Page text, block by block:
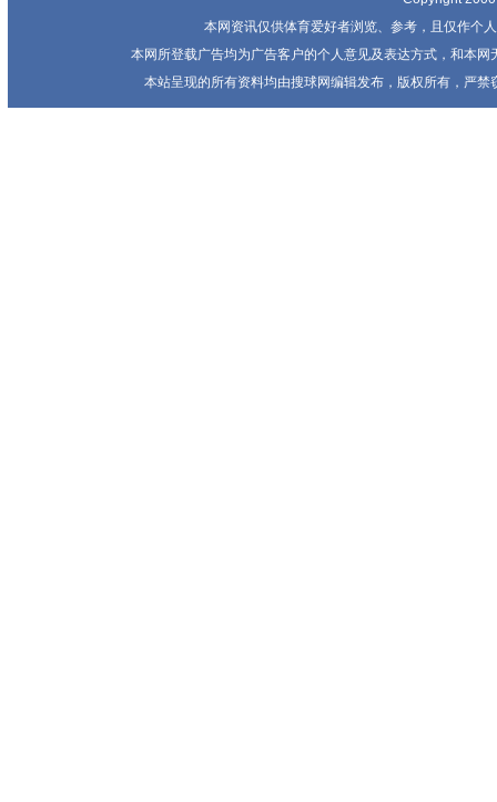
本网资讯仅供体育爱好者浏览、参考，且仅作个
本网所登载广告均为广告客户的个人意见及表达方式，和本
本站呈现的所有资料均由搜球网编辑发布，版权所有，严